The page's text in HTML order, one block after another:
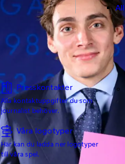
Presskontakter
Alla kontaktuppgifter du som
journalist behöver.
Våra logotyper
Här kan du ladda ner logotyper
till våra spel.